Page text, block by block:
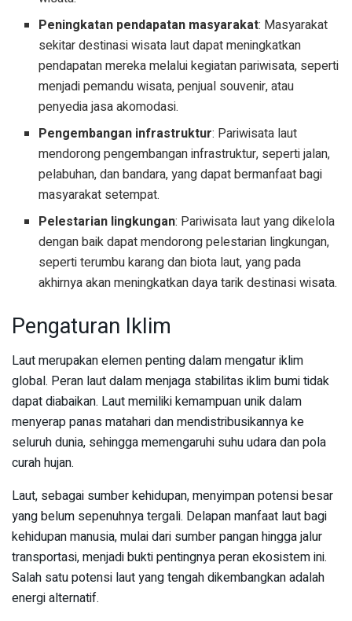
Peningkatan pendapatan masyarakat: Masyarakat
sekitar destinasi wisata laut dapat meningkatkan
pendapatan mereka melalui kegiatan pariwisata, seperti
menjadi pemandu wisata, penjual souvenir, atau
penyedia jasa akomodasi.
Pengembangan infrastruktur: Pariwisata laut
mendorong pengembangan infrastruktur, seperti jalan,
pelabuhan, dan bandara, yang dapat bermanfaat bagi
masyarakat setempat.
Pelestarian lingkungan: Pariwisata laut yang dikelola
dengan baik dapat mendorong pelestarian lingkungan,
seperti terumbu karang dan biota laut, yang pada
akhirnya akan meningkatkan daya tarik destinasi wisata.
Pengaturan Iklim
Laut merupakan elemen penting dalam mengatur iklim
global. Peran laut dalam menjaga stabilitas iklim bumi tidak
dapat diabaikan. Laut memiliki kemampuan unik dalam
menyerap panas matahari dan mendistribusikannya ke
seluruh dunia, sehingga memengaruhi suhu udara dan pola
curah hujan.
Laut, sebagai sumber kehidupan, menyimpan potensi besar
yang belum sepenuhnya tergali. Delapan manfaat laut bagi
kehidupan manusia, mulai dari sumber pangan hingga jalur
transportasi, menjadi bukti pentingnya peran ekosistem ini.
Salah satu potensi laut yang tengah dikembangkan adalah
energi alternatif.